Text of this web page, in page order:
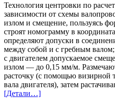
Технология центровки по
зависимости от схемы
излом и смещение, пользуясь
строят номограмму в
определяют допуски в
между собой и с гребным
с двигателем допускаемое
излом — до 0,15 мм/м.
расточку (с помощью визирной
вала двигателя), затем
[Детали…]